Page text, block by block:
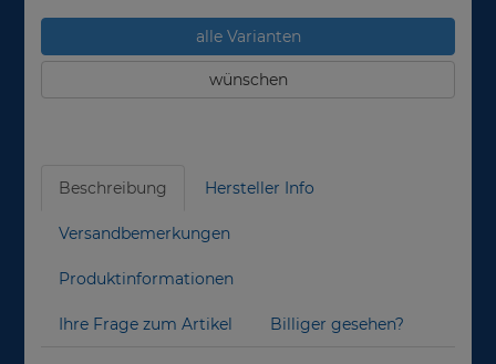
alle Varianten
wünschen
Beschreibung Hersteller Info
Versandbemerkungen
Produktinformationen
Ihre Frage zum Artikel Billiger gesehen?